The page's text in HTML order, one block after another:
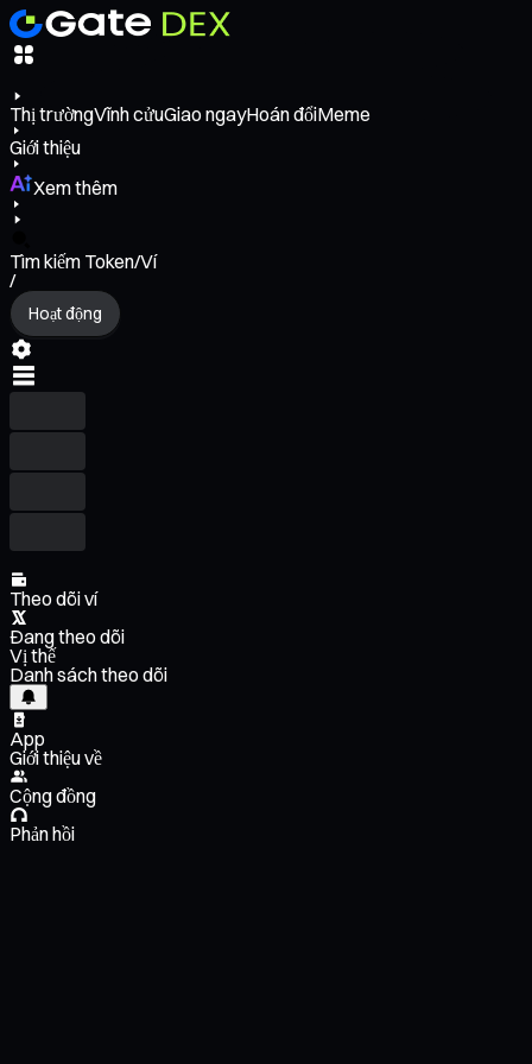
Thị trườngVĩnh cửuGiao ngayHoán đổiMeme
Giới thiệu
Xem thêm
Tìm kiếm Token/Ví
/
Hoạt động
Theo dõi ví
Đang theo dõi
Vị thế
Danh sách theo dõi
App
Giới thiệu về
Cộng đồng
Phản hồi